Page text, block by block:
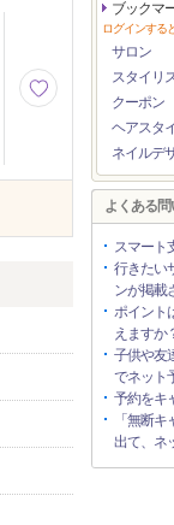
ブックマ
ログインする
サロン
スタイリ
クーポン
ヘアスタ
ネイルデ
よくある
スマート
行きたい
ンが掲載
ポイント
えますか
子供や友
でネット
予約をキ
「無断
出て、ネ